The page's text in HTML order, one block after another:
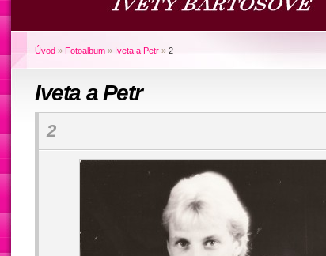
Úvod » Fotoalbum » Iveta a Petr » 2
Iveta a Petr
2